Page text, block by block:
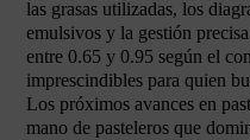
las grasas utilizadas, los
emulsivos y la gestión
entre 0.65 y 0.95 según el
imprescindibles para quien
Los próximos avances en
mano de pasteleros que